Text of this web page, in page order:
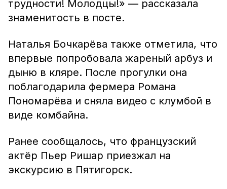
трудности! Молодцы!» — рассказала
знаменитость в посте.
Наталья Бочкарёва также отметила, что
впервые попробовала жареный арбуз и
дыню в кляре. После прогулки она
поблагодарила фермера Романа
Пономарёва и сняла видео с клумбой в
виде комбайна.
Ранее сообщалось, что французский
актёр Пьер Ришар приезжал на
экскурсию в Пятигорск.